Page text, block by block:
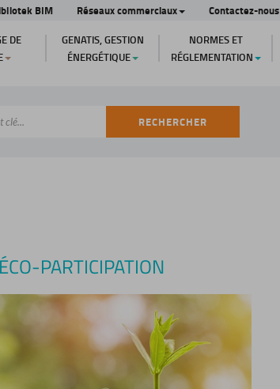
BIM Réseaux commerciaux Contactez-nous
DE
GENATIS, GESTION
ÉNERGÉTIQUE
NORMES ET
RÉGLEMENTATION
RECHERCHER
PARTICIPATION